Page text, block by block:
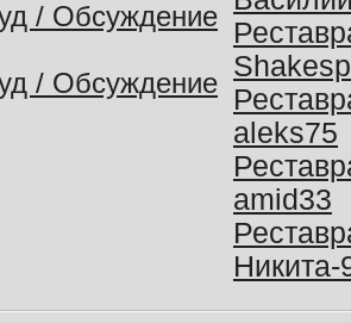
/ Обсуждение
/ Обсуждение
aleks75
amid33
Никита-